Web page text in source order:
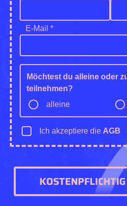
E-Mail *
Möchtest du alleine oder
teilnehmen?
alleine
Ich akzeptiere die AGB